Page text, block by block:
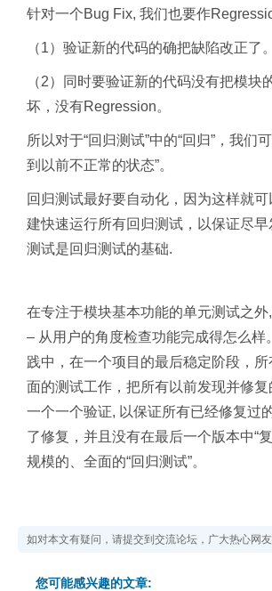
针对一个Bug Fix, 我们也要作
（1）验证新的代码的确把缺陷改正了。
（2）同时要验证新的代码没有把模块
坏，没有Regression。
所以对于“回归测试”中的“回归”，我们
到以前不正常的状态”。
回归测试最好要自动化，因为这样就
建快速运行所有回归测试，以保证尽
测试是回归测试的基础.
在专注于模块基本功能的单元测试之
– 从用户的角度检查功能完成得怎么样
践中，在一个项目的最后稳定阶段，
面的测试工作，把所有以前发现并修复
一个一个验证, 以保证所有已经修复过
了修复，并且没有在最后一个版本中“
规模的、全面的“回归测试”。
如对本文有疑问，请提交到交流论坛，广大热心网
您可能感兴趣的文章: